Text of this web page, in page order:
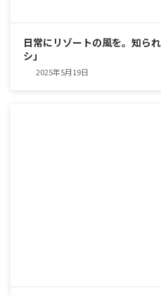
日常にリゾートの風を。知ら
シ」
2025年5月19日